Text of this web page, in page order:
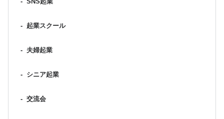
- 起業スクール
- 夫婦起業
- シニア起業
- 交流会